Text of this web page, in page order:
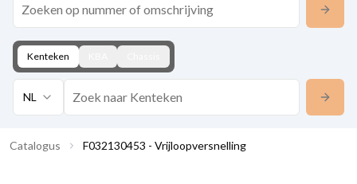
Kenteken
NL
Catalogus F032130453 - Vrijloopversnelling